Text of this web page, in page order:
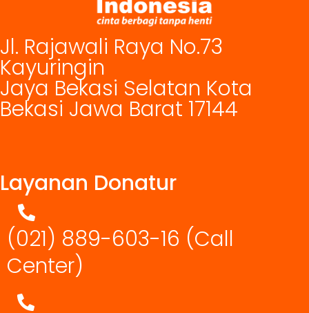
Jl. Rajawali Raya No.73
Kayuringin
Jaya Bekasi Selatan Kota
Bekasi Jawa Barat 17144
Layanan Donatur
(021) 889-603-16 (Call
Center)